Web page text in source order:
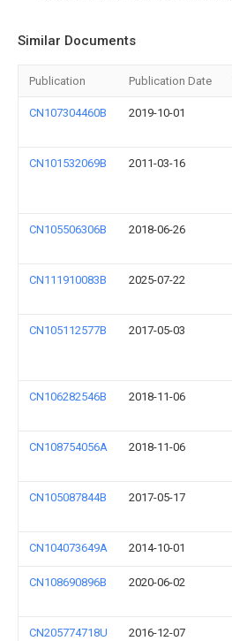
Similar Documents
Publication Publication Date
CN107304460B 2019-10-01
CN101532069B 2011-03-16
CN105506306B 2018-06-26
CN111910083B 2025-07-22
CN105112577B 2017-05-03
CN106282546B 2018-11-06
CN108754056A 2018-11-06
CN105087844B 2017-05-17
CN104073649A 2014-10-01
CN108690896B 2020-06-02
CN205774718U 2016-12-07